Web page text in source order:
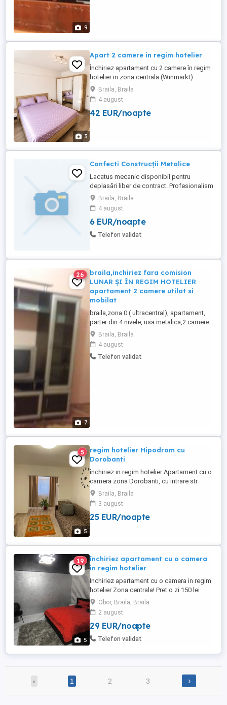
9
3
Apart 2 camere in regim hotelier
Închiriez apartament cu 2 camere în regim
hotelier in zona centrala (Winmarkt)
complet mobilat și utilat, ideal pentru
sejururi de scurtă durată, delegații sau
vacanțe. Apartamentul dispune de
dormitor, living spațios, bucătărie complet
Braila, Braila
4 august
42 EUR/noapte
Confecti Construcții Metalice
Lacatus mecanic disponibil pentru
deplasări liber de contract. Profesionalism
și competență în servicii la standarde
ridicate. Oportunitate perfectă pentru
proiecte industriale sau de construcții.
Contactează-ne pentru mai multe detalii!
Lăcătuș Sudor electric Disponibil imediat
Braila, Braila
4 august
6 EUR/noapte
Telefon validat
7
26
braila,inchiriez fara comision
LUNAR ȘI ÎN REGIM HOTELIER
apartament 2 camere utilat si
mobilat
braila,zona 0 ( ultracentral), apartament,
parter din 4 nivele, usa metalica,2 camere
semidecomandate dotate cu termopane,
parchet melaminat , gresie , faianta,
centrala termica , contor gaze,apometre,
aer conditionat, acces la internet televizor,
Braila, Braila
4 august
Telefon validat
5
5
regim hotelier Hipodrom cu
Dorobanti
închiriez in regim hotelier Apartament cu o
camera zona Dorobanti, cu intrare str
Hipodrom, parter, cu vedere stradală, utilat
și mobilat complet.Minim 3 Nopti,
seriozitate.
Braila, Braila
3 august
25 EUR/noapte
5
19
închiriez apartament cu o camera
in regim hotelier
Inchiriez apartament cu o camera in regim
hotelier Zona centrala! Pret o zi 150 lei
DOTARI SI FACILITATI: -Pat matrimonial -
Lenjerii si prosoape bumbac -Centarala
termica -WIFI gratuit -Masina de spalat -
Aragaz -Frigider -Vesela Tacamuri -Smart
Tv Check in 12:00 Check out 11:00
Obor, Braila, Braila
2 august
29 EUR/noapte
Telefon validat
‹ 1 2 3 ›